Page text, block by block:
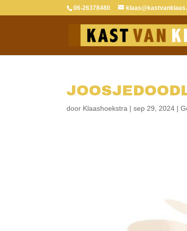
06-26378480
door Klaashoekstra |sep 29, 2024 |